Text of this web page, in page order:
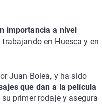
importancia a nivel
en Huesca y en
Juan Bolea, y ha sido
que dan a la película
primer rodaje y asegura